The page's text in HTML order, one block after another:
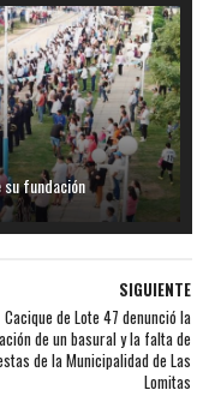
su fundación
SIGUIENTE
Cacique de Lote 47 denunció la
de un basural y la falta de
de la Municipalidad de Las
Lomitas